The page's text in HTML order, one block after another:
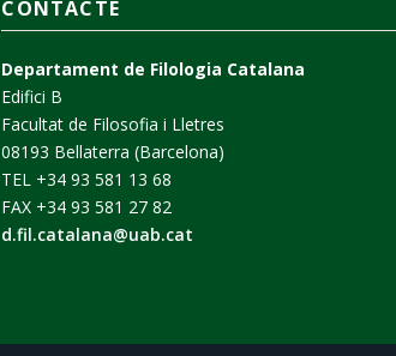
CONTACTE
Departament de Filologia Catalana
Edifici B
Facultat de Filosofia i Lletres
08193 Bellaterra (Barcelona)
TEL +34 93 581 13 68
FAX +34 93 581 27 82
d.fil.catalana@uab.cat